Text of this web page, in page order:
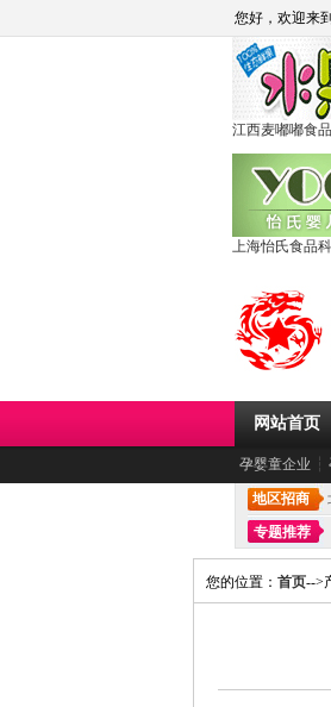
您好，欢迎来到
江西麦嘟嘟食
上海怡氏食品
网站首页
孕婴童企业 ┆
地区招商
专题推荐
您的位置： 首页-->